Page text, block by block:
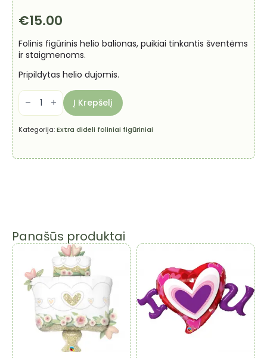
€15.00
Folinis figūrinis helio balionas, puikiai tinkantis šventėms
ir staigmenoms.
Pripildytas helio dujomis.
produkto
kiekis:
Helio
balionas
-
Saulė,
geltona
Į Krepšelį
Kategorija:Extra dideli foliniai figūriniai
Panašūs produktai